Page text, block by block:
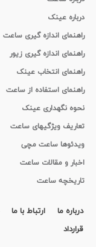
درباره عینک
راهنمای اندازه گیری ساعت
راهنمای اندازه گیری زیور
راهنمای انتخاب عینک
راهنمای استفاده از ساعت
نحوه نگهداری عینک
تعاریف ویژگیهای ساعت
ویدئوها ساعت مچی
اخبار و مقالات ساعت
تاریخچه ساعت
درباره ما ارتباط با ما
قرارداد